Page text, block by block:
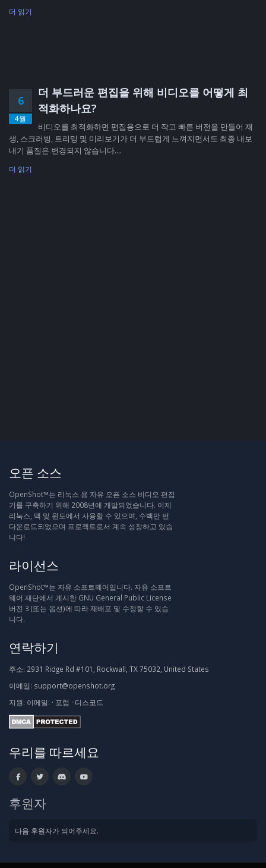
더 읽기
6
4월
더 부드러운 편집을 위해 비디오를 어떻게 최
적화하나요?
비디오를 최적화하면 편집용으로 더 작고 빠른 버전을 만들어 재
생, 스크러빙, 트리밍 및 미리보기가 더 부드럽게 느껴지면서도 최종 내보
내기 품질은 변경되지 않습니다....
더 읽기
오픈 소스
OpenShot™는 리눅스 용 자유 오픈 소스 비디오 편집
기를 구축하기 위해 2008년에 개발되었습니다. 이제
리눅스, 맥 및 윈도에서 사용할 수 있으며, 수백만 번
다운로드되었으며 프로젝트로서 계속 성장하고 있습
니다!
라이선스
OpenShot™는 자유 소프트웨어입니다. 자유 소프트
웨어 재단에서 게시한 GNU General Public License
버전 3 (또는 옵션)에 따라 재배포 및 수정할 수 있습
니다.
연락하기
주소: 2931 Ridge Rd #101, Rockwall, TX 75032, United States
이메일: support@openshot.org
지원: 이메일: · 포럼 · 디스코드
우리를 따르세요
후원자
다음 후원자가 되어주세요.